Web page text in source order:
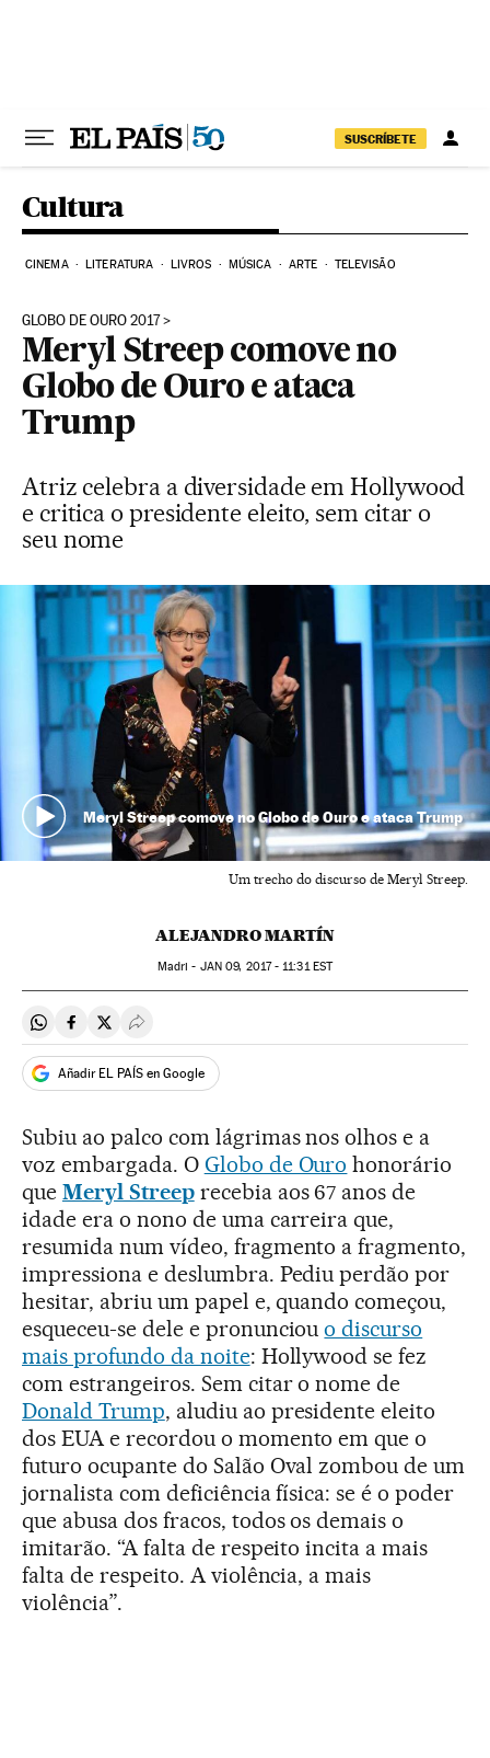
SUSCRÍBETE
Cultura
CINEMA LITERATURA LIVROS MÚSICA ARTE TELEVISÃO
GLOBO DE OURO 2017
Meryl Streep comove no
Globo de Ouro e ataca
Trump
Atriz celebra a diversidade em Hollywood
e critica o presidente eleito, sem citar o
seu nome
Meryl Streep comove no Globo de Ouro e ataca Trump
Um trecho do discurso de Meryl Streep.
ALEJANDRO MARTÍN
Madri - JAN 09, 2017 - 11:31EST
Compartir en Whatsapp
Compartir en Facebook
Compartir en Twitter
Desplegar Redes Sociales
Añadir EL PAÍS en Google
Subiu ao palco com lágrimas nos olhos e a
voz embargada. O Globo de Ouro honorário
que Meryl Streeprecebia aos 67 anos de
idade era o nono de uma carreira que,
resumida num vídeo, fragmento a fragmento,
impressiona e deslumbra. Pediu perdão por
hesitar, abriu um papel e, quando começou,
esqueceu-se dele e pronunciouo discurso
mais profundo da noite: Hollywood se fez
com estrangeiros. Sem citar o nome de
Donald Trump, aludiu ao presidente eleito
dos EUA e recordou o momento em que o
futuro ocupante do Salão Oval zombou de um
jornalista com deficiência física: se é o poder
que abusa dos fracos, todos os demais o
imitarão. “A falta de respeito incita a mais
falta de respeito. A violência, a mais
violência”.